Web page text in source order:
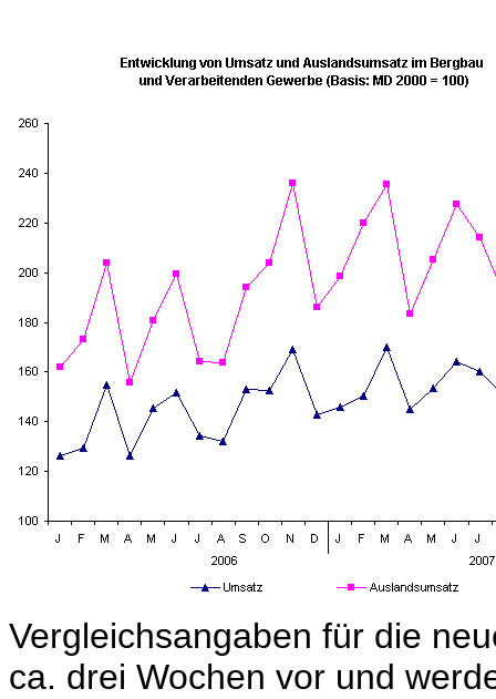
Vergleichsangaben für die
ca. drei Wochen vor und